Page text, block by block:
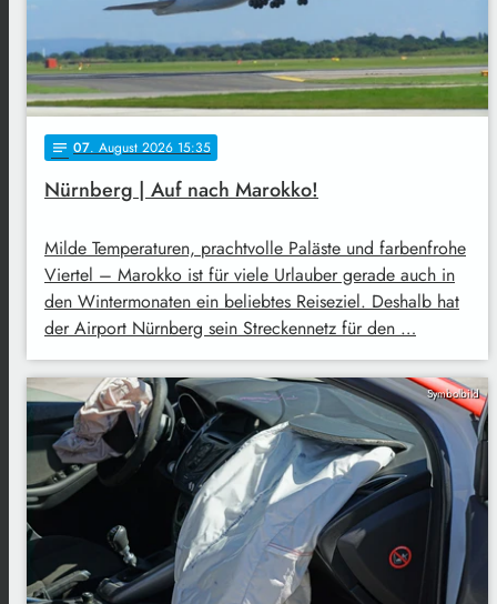
notes 07. August 2026 15:35
Nürnberg | Auf nach Marokko!
Milde Temperaturen, prachtvolle Paläste und farbenfrohe
Viertel – Marokko ist für viele Urlauber gerade auch in
den Wintermonaten ein beliebtes Reiseziel. Deshalb hat
der Airport Nürnberg sein Streckennetz für den …
Symbolbild